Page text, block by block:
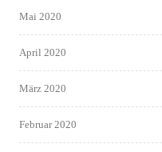
Mai 2020
April 2020
März 2020
Februar 2020